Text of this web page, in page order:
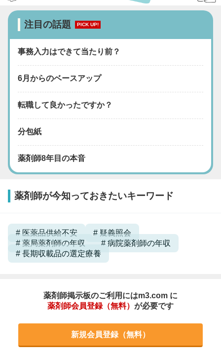
注目の話題 PICK UP!
事務入力はできて当たり前？
6月からのベースアップ
転職して良かったですか？
分包紙
薬剤師8年目の本音
薬剤師が今知っておきたいキーワード
医薬品供給不安
疑義照会
薬局薬剤師の年収
病院薬剤師の年収
長期収載品の選定療養
薬剤師掲示板のご利用にはm3.com に
薬剤師会員登録（無料） が必要です
新規会員登録（無料）